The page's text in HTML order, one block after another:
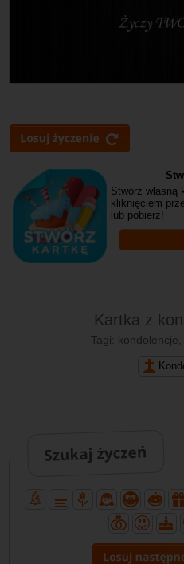
Stwórz
kliknięciem
lub pobierz!
Kartka z
Tagi: